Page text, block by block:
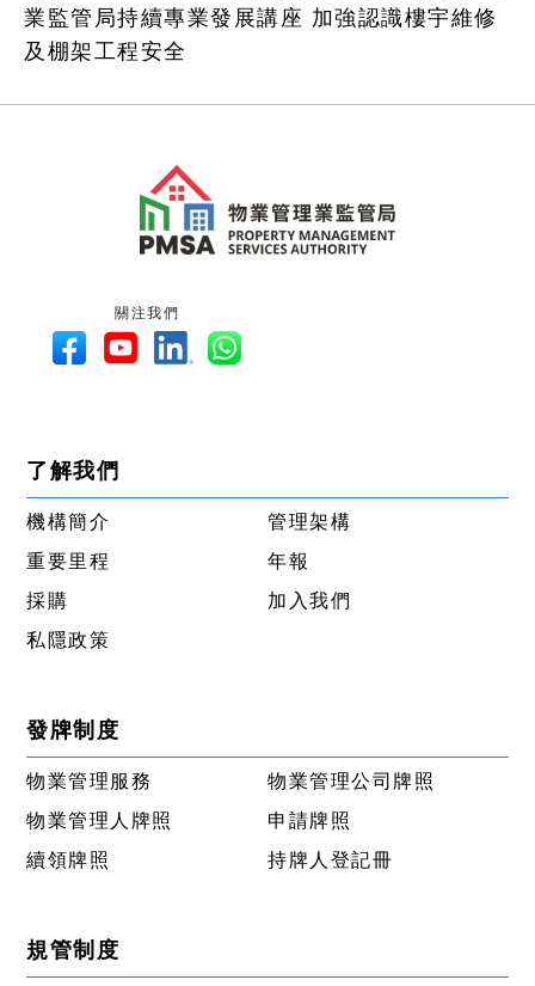
業監管局持續專業發展講座 加強認識樓宇維修
及棚架工程安全
關注我們
了解我們
機構簡介
管理架構
重要里程
年報
採購
加入我們
私隱政策
發牌制度
物業管理服務
物業管理公司牌照
物業管理人牌照
申請牌照
續領牌照
持牌人登記冊
規管制度